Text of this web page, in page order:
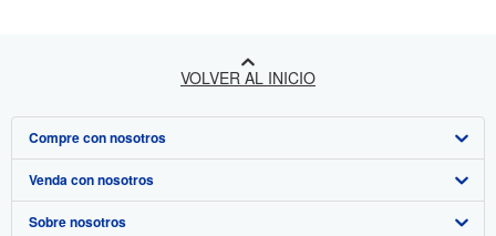
VOLVER AL INICIO
Compre con nosotros
Búsqueda avanzada
Colecciones
Venda con nosotros
Comenzar a vender
Sobre nosotros